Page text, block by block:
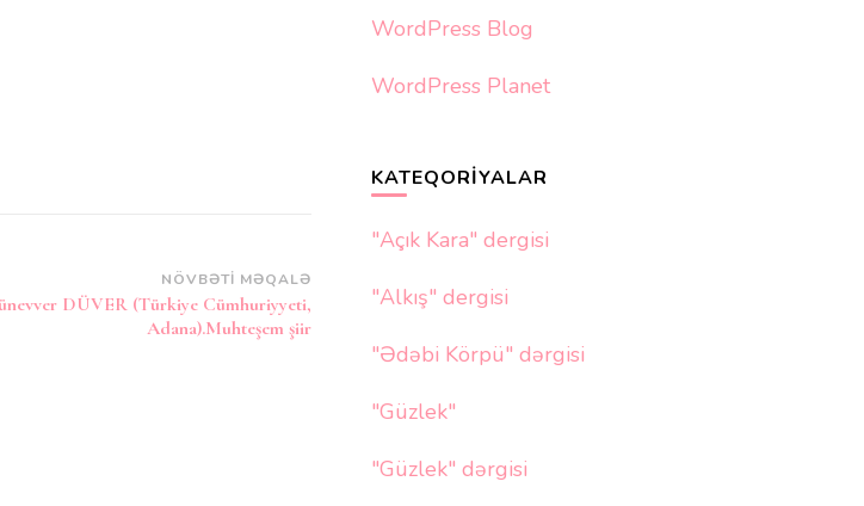
NÖVBƏTI MƏQALƏ
DÜVER (Türkiye Cümhuriyyeti,
Adana).Muhteşem şiir
WordPress Blog
WordPress Planet
KATEQORIYALAR
"Açık Kara" dergisi
"Alkış" dergisi
"Ədəbi Körpü" dərgisi
"Güzlek"
"Güzlek" dərgisi